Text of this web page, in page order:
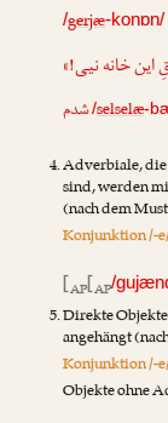
/gerjæ-konɒn/
این خانه نیی!»
/selselæ-
شدم
Adverbiale,
sind, werden
(nach dem
Konjunktion /-
[AP[AP/
Direkte
angehängt
Konjunktion /-
Objekte ohne